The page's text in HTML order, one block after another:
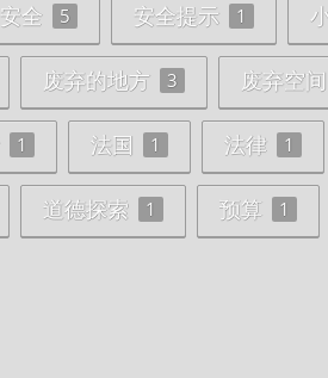
安全 5 安全提示 1
废弃的地方 3 废弃空间
1 法国 1 法律 1
道德探索 1 预算 1